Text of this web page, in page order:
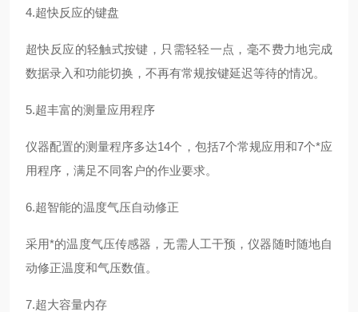
4.超快反应的键盘
超快反应的轻触式按键，只需轻轻一点，毫不费力地完成
数据录入和功能切换，不再有常规按键延迟等待的情况。
5.超丰富的测量应用程序
仪器配置的测量程序多达14个，包括7个常规应用和7个*应
用程序，满足不同客户的作业要求。
6.超智能的温度气压自动修正
采用*的温度气压传感器，无需人工干预，仪器随时随地自
动修正温度和气压数值。
7.超大容量内存